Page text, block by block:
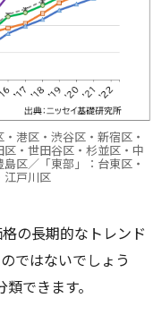
港区・渋谷区・新宿区・
・世田谷区・杉並区・中
区／「東部」：台東区・
江戸川区
の長期的なトレンド
ではないでしょう
できます。